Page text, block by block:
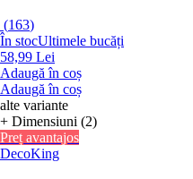
(163)
În stocUltimele bucăți
58,99 Lei
Adaugă în coș
Adaugă în coș
alte variante
+ Dimensiuni (2)
Preț avantajos
DecoKing